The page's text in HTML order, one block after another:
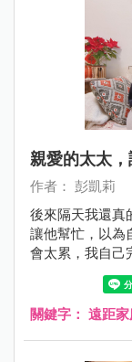
親愛的太太
作者： 彭凱莉
後來隔天我還真
讓他幫忙，以為
會太累，我自己
「我自己一個
打掃家裡，並
全部讓妳做！」
關鍵字： 遠距